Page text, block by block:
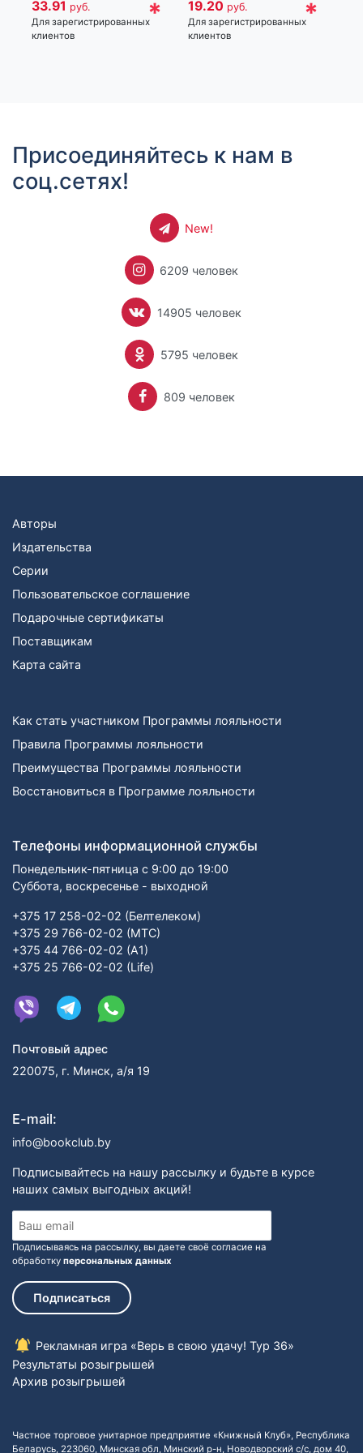
33.91 руб.
Для зарегистрированных
клиентов
* 19.20 руб.
Для зарегистрированных
клиентов
*
Присоединяйтесь к нам в
соц.сетях!
New!
6209 человек
14905 человек
5795 человек
809 человек
Авторы
Издательства
Серии
Пользовательское соглашение
Подарочные сертификаты
Поставщикам
Карта сайта
Как стать участником Программы лояльности
Правила Программы лояльности
Преимущества Программы лояльности
Восстановиться в Программе лояльности
Телефоны информационной службы
Понедельник-пятница с 9:00 до 19:00
Суббота, воскресенье - выходной
+375 17 258-02-02 (Белтелеком)
+375 29 766-02-02 (МТС)
+375 44 766-02-02 (А1)
+375 25 766-02-02 (Life)
Почтовый адрес
220075, г. Минск, а/я 19
E-mail:
info@bookclub.by
Подписывайтесь на нашу рассылку и будьте в курсе
наших самых выгодных акций!
Подписываясь на рассылку, вы даете своё согласие на
обработку персональных данных
Подписаться
Рекламная игра «Верь в свою удачу! Тур 36»
Результаты розыгрышей
Архив розыгрышей
Частное торговое унитарное предприятие «Книжный Клуб», Республика
Беларусь, 223060, Минская обл, Минский р-н, Новодворский с/с, дом 40,